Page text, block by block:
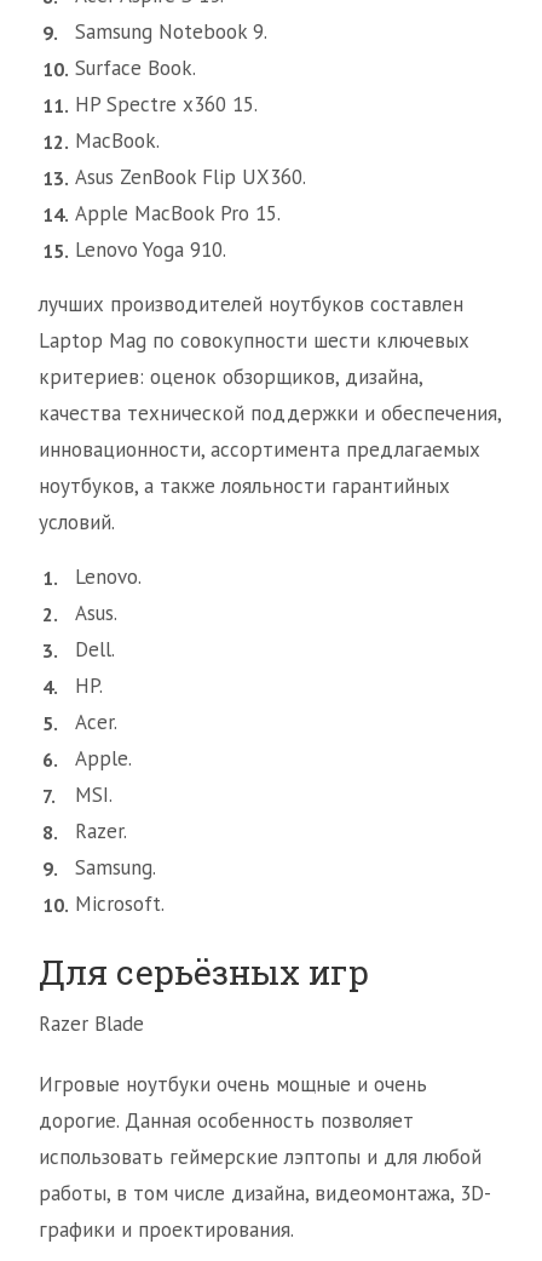
Samsung Notebook 9.
Surface Book.
HP Spectre x360 15.
MacBook.
Asus ZenBook Flip UX360.
Apple MacBook Pro 15.
Lenovo Yoga 910.
лучших производителей ноутбуков составлен
Laptop Mag по совокупности шести ключевых
критериев: оценок обзорщиков, дизайна,
качества технической поддержки и обеспечения,
инновационности, ассортимента предлагаемых
ноутбуков, а также лояльности гарантийных
условий.
Lenovo.
Asus.
Dell.
HP.
Acer.
Apple.
MSI.
Razer.
Samsung.
Microsoft.
Для серьёзных игр
Razer Blade
Игровые ноутбуки очень мощные и очень
дорогие. Данная особенность позволяет
использовать геймерские лэптопы и для любой
работы, в том числе дизайна, видеомонтажа, 3D-
графики и проектирования.